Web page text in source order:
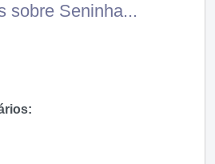
sobre Seninha...